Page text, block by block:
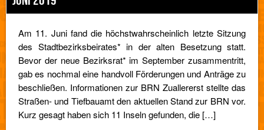
Am 11. Juni fand die höchstwahrscheinlich letzte Sitzung
des Stadtbezirksbeirates* in der alten Besetzung statt.
Bevor der neue Bezirksrat* im September zusammentritt,
gab es nochmal eine handvoll Förderungen und Anträge zu
beschließen. Informationen zur BRN Zuallererst stellte das
Straßen- und Tiefbauamt den aktuellen Stand zur BRN vor.
Kurz gesagt haben sich 11 Inseln gefunden, die […]